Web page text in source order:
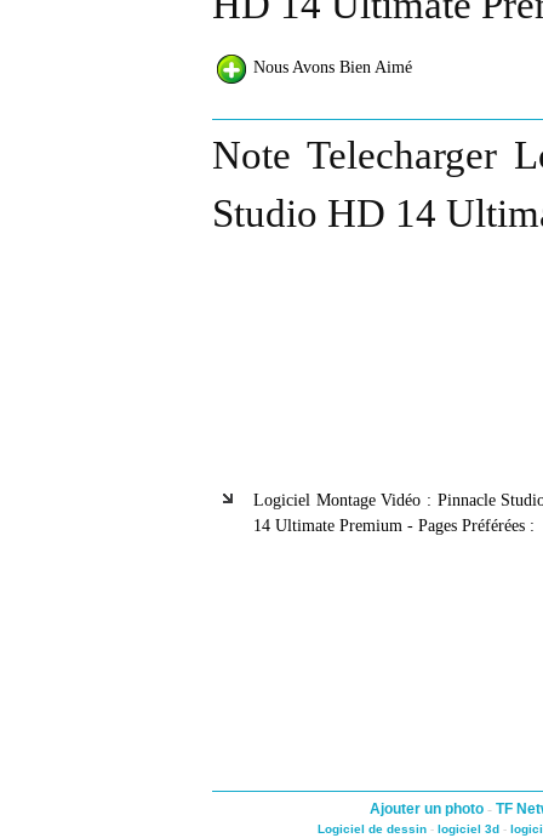
Nous Avons Bien Aimé
Note Telecharger
Studio HD 14
Logiciel Montage Vidéo : Pinnacle
14 Ultimate Premium - Pages Préférées :
Ajouter un photo - TF
Logiciel de dessin - logiciel 3d -